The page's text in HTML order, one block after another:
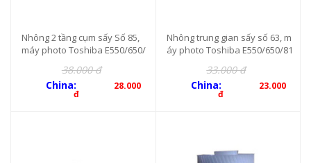
Nhông 2 tầng cụm sấy Số 85,
máy photo Toshiba E550/650/
38.000 đ
China:
28.000
đ
Nhông trung gian sấy số 63, m
áy photo Toshiba E550/650/81
33.000 đ
China:
23.000
đ